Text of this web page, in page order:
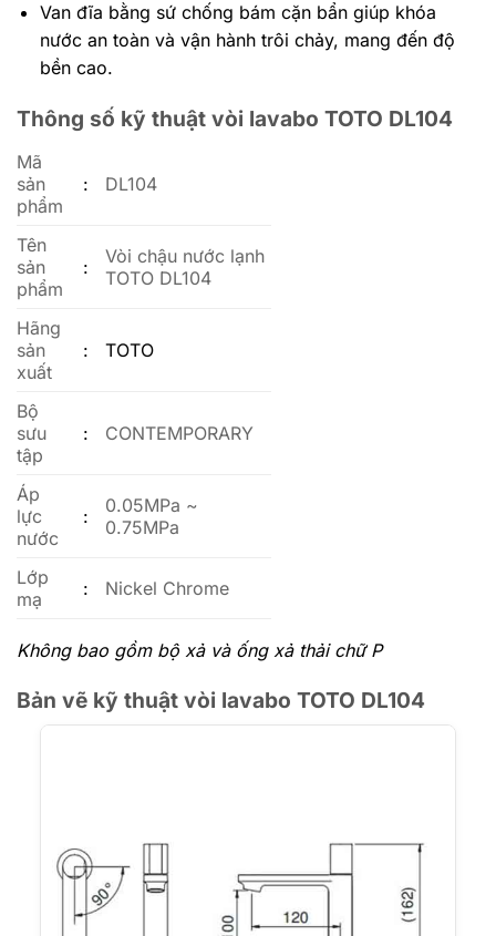
Van đĩa bằng sứ chống bám cặn bẩn giúp khóa
nước an toàn và vận hành trôi chảy, mang đến độ
bền cao.
Thông số kỹ thuật vòi lavabo TOTO DL104
Mã
sản
phẩm
: DL104
Tên
sản
phẩm
:
Vòi chậu nước lạnh
TOTO DL104
Hãng
sản
xuất
: TOTO
Bộ
sưu
tập
: CONTEMPORARY
Áp
lực
nước
:
0.05MPa ~
0.75MPa
Lớp
mạ
: Nickel Chrome
Không bao gồm bộ xả và ống xả thải chữ P
Bản vẽ kỹ thuật vòi lavabo TOTO DL104